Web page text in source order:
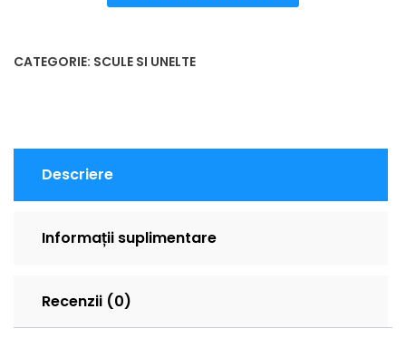
CATEGORIE: SCULE SI UNELTE
Descriere
Informații suplimentare
Recenzii (0)